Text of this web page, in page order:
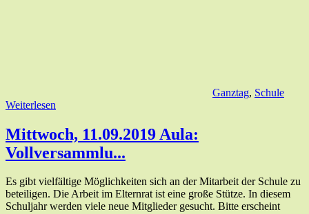
Ganztag, Schule
Weiterlesen
Mittwoch, 11.09.2019 Aula:
Vollversammlu...
Es gibt vielfältige Möglichkeiten sich an der Mitarbeit der Schule zu
beteiligen. Die Arbeit im Elternrat ist eine große Stütze. In diesem
Schuljahr werden viele neue Mitglieder gesucht. Bitte erscheint